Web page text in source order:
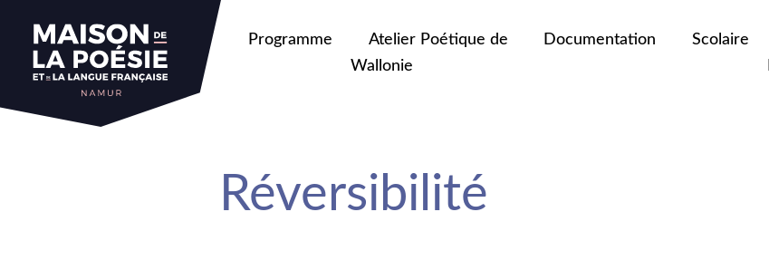
Programme
Atelier Poétique de
Wallonie
Documentation Scolaire
Réversibilité